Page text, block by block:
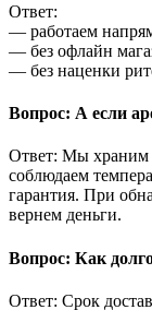
Ответ:
— работаем
— без офлайн
— без наценки
Вопрос: А если
Ответ: Мы храним
соблюдаем
гарантия. При
вернем деньги.
Вопрос: Как
Ответ: Срок